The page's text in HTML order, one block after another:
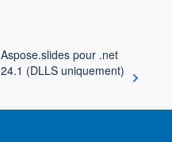
Aspose.slides pour .net
24.1 (DLLS uniquement)